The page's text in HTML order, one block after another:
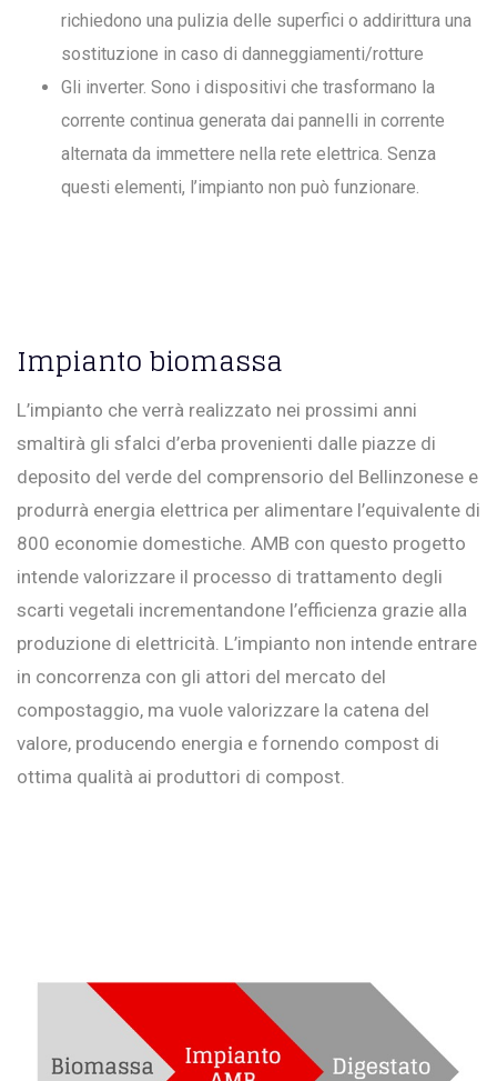
richiedono una pulizia delle superfici o addirittura una
sostituzione in caso di danneggiamenti/rotture
Gli inverter. Sono i dispositivi che trasformano la
corrente continua generata dai pannelli in corrente
alternata da immettere nella rete elettrica. Senza
questi elementi, l’impianto non può funzionare.
Impianto biomassa
L’impianto che verrà realizzato nei prossimi anni
smaltirà gli sfalci d’erba provenienti dalle piazze di
deposito del verde del comprensorio del Bellinzonese e
produrrà energia elettrica per alimentare l’equivalente di
800 economie domestiche. AMB con questo progetto
intende valorizzare il processo di trattamento degli
scarti vegetali incrementandone l’efficienza grazie alla
produzione di elettricità. L’impianto non intende entrare
in concorrenza con gli attori del mercato del
compostaggio, ma vuole valorizzare la catena del
valore, producendo energia e fornendo compost di
ottima qualità ai produttori di compost.